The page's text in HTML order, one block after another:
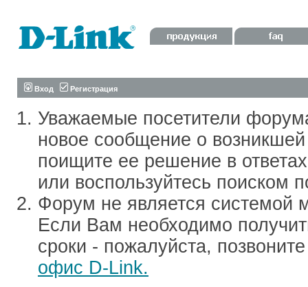
Вход Регистрация
Уважаемые посетители
новое сообщение о
поищите ее решение в
или воспользуйтесь поиском
Форум не является системой
Если Вам необходимо
сроки - пожалуйста,
офис D-Link.